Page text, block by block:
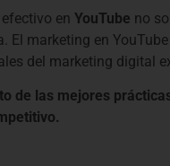
en YouTube no
El marketing en
del marketing digital
de las mejores